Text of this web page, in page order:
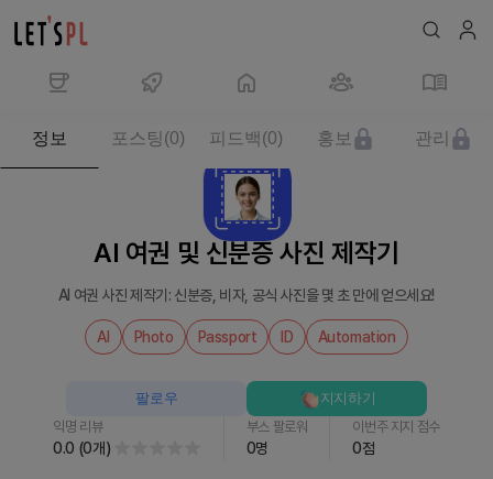
서
AI 여권 및 신분증 사진 제작기
AI 여권 사진 제작기: 신분증, 비자, 공식 사진을 몇 초 만에 얻으세요!
AI Photo Passport ID Automation
익명 리뷰
0.0 (0개)
부스 팔로워
0명
이번주 지지 점수
0점
팔로우 지지하기
정보 포스팅(0) 피드백 (0) 홍보 관리